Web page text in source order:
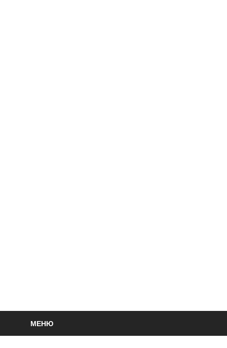
МЕНЮ